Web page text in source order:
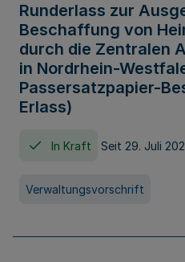
Runderlass zur
Beschaffung von
durch die Zentralen
in Nordrhein-
Passersatzpapier-
Erlass)
In Kraft Seit 29. Juli
Verwaltungsvorschrift